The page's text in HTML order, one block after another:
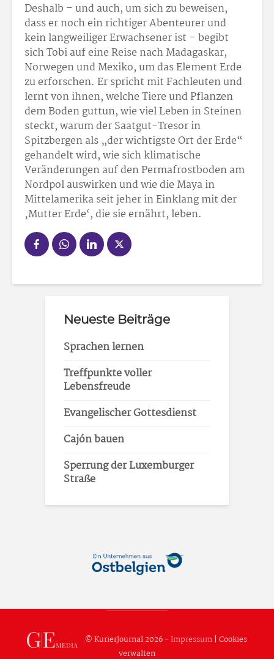
Deshalb – und auch, um sich zu beweisen,
dass er noch ein richtiger Abenteurer und
kein langweiliger Erwachsener ist – begibt
sich Tobi auf eine Reise nach Madagaskar,
Norwegen und Mexiko, um das Element Erde
zu erforschen. Er spricht mit Fachleuten und
lernt von ihnen, welche Tiere und Pflanzen
dem Boden guttun, wie viel Leben in Steinen
steckt, warum der Saatgut-Tresor in
Spitzbergen als „der wichtigste Ort der Erde“
gehandelt wird, wie sich klimatische
Veränderungen auf den Permafrostboden am
Nordpol auswirken und wie die Maya in
Mittelamerika seit jeher in Einklang mit der
‚Mutter Erde‘, die sie ernährt, leben.
Neueste Beiträge
Sprachen lernen
Treffpunkte voller
Lebensfreude
Evangelischer Gottesdienst
Cajón bauen
Sperrung der Luxemburger
Straße
© KurierJournal 2026 -Impressum| Cookies
verwalten